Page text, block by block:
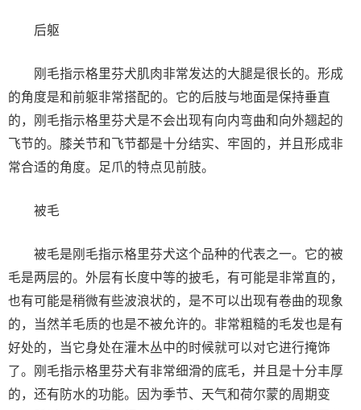
后躯
刚毛指示格里芬犬肌肉非常发达的大腿是很长的。形成
的角度是和前躯非常搭配的。它的后肢与地面是保持垂直
的，刚毛指示格里芬犬是不会出现有向内弯曲和向外翘起的
飞节的。膝关节和飞节都是十分结实、牢固的，并且形成非
常合适的角度。足爪的特点见前肢。
被毛
被毛是刚毛指示格里芬犬这个品种的代表之一。它的被
毛是两层的。外层有长度中等的披毛，有可能是非常直的，
也有可能是稍微有些波浪状的，是不可以出现有卷曲的现象
的，当然羊毛质的也是不被允许的。非常粗糙的毛发也是有
好处的，当它身处在灌木丛中的时候就可以对它进行掩饰
了。刚毛指示格里芬犬有非常细滑的底毛，并且是十分丰厚
的，还有防水的功能。因为季节、天气和荷尔蒙的周期变